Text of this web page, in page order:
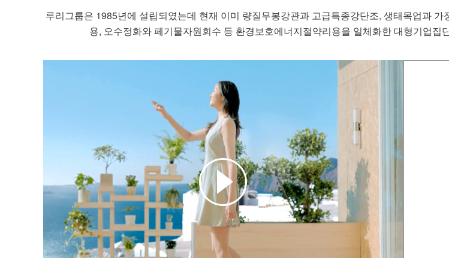
루리그룹은 1985년에 설립되였는데 현재 이미 량질무봉강관과 고급특종강단조, 생태목업과
용, 오수정화와 페기물자원회수 등 환경보호에너지절약리용을 일체화한 대형기업